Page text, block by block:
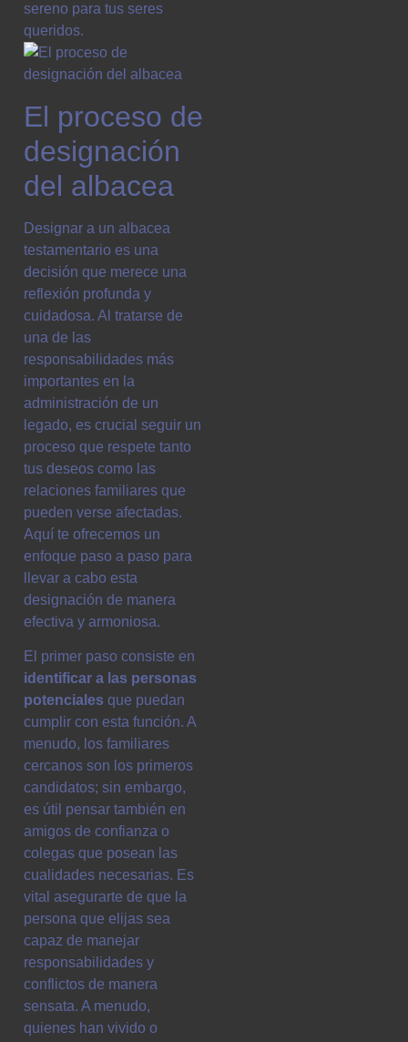
sereno para tus seres
queridos.
El proceso de
designación
del albacea
Designar a un albacea
testamentario es una
decisión que merece una
reflexión profunda y
cuidadosa. Al tratarse de
una de las
responsabilidades más
importantes en la
administración de un
legado, es crucial seguir un
proceso que respete tanto
tus deseos como las
relaciones familiares que
pueden verse afectadas.
Aquí te ofrecemos un
enfoque paso a paso para
llevar a cabo esta
designación de manera
efectiva y armoniosa.
El primer paso consiste en
identificar a las personas
potenciales que puedan
cumplir con esta función. A
menudo, los familiares
cercanos son los primeros
candidatos; sin embargo,
es útil pensar también en
amigos de confianza o
colegas que posean las
cualidades necesarias. Es
vital asegurarte de que la
persona que elijas sea
capaz de manejar
responsabilidades y
conflictos de manera
sensata. A menudo,
quienes han vivido o